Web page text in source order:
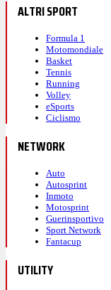
ALTRI SPORT
Formula 1
Motomondiale
Basket
Tennis
Running
Volley
eSports
Ciclismo
NETWORK
Auto
Autosprint
Inmoto
Motosprint
Guerinsportivo
Sport Network
Fantacup
UTILITY